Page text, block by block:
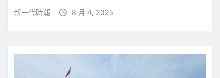
新一代時報 8 月 4, 2026